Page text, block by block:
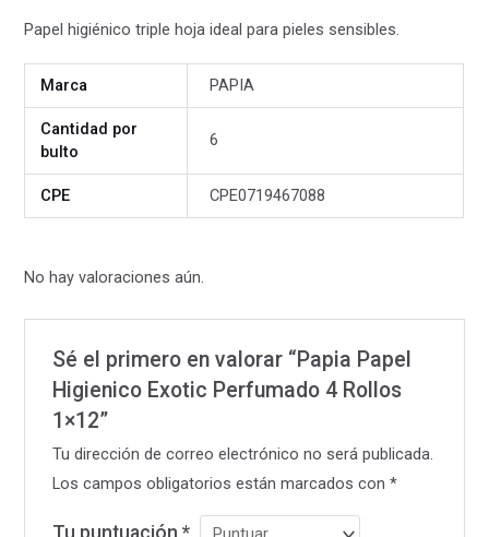
Papel higiénico triple hoja ideal para pieles sensibles.
Marca PAPIA
Cantidad por
bulto
6
CPE CPE0719467088
No hay valoraciones aún.
Sé el primero en valorar “Papia Papel
Higienico Exotic Perfumado 4 Rollos
1×12”
Tu dirección de correo electrónico no será publicada.
Los campos obligatorios están marcados con *
Tu puntuación *